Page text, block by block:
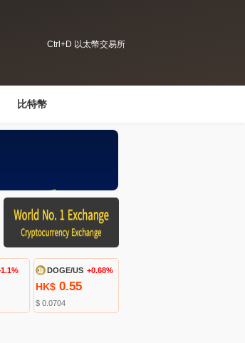
Ctrl+D 以太幣交易所
比特幣
DOGE/US +0.68%
HK$ 0.55
$ 0.0704